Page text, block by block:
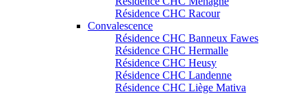
Résidence CHC Racour
Convalescence
Résidence CHC Banneux Fawes
Résidence CHC Hermalle
Résidence CHC Heusy
Résidence CHC Landenne
Résidence CHC Liège Mativa